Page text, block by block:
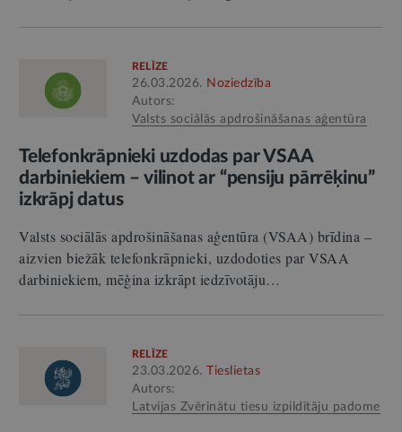
RELĪZE
26.03.2026. Noziedzība
Autors:
Valsts sociālās apdrošināšanas aģentūra
Telefonkrāpnieki uzdodas par VSAA
darbiniekiem – vilinot ar “pensiju pārrēķinu”
izkrāpj datus
Valsts sociālās apdrošināšanas aģentūra (VSAA) brīdina –
aizvien biežāk telefonkrāpnieki, uzdodoties par VSAA
darbiniekiem, mēģina izkrāpt iedzīvotāju…
RELĪZE
23.03.2026.
Tieslietas
Autors:
Latvijas Zvērinātu tiesu izpildītāju padome